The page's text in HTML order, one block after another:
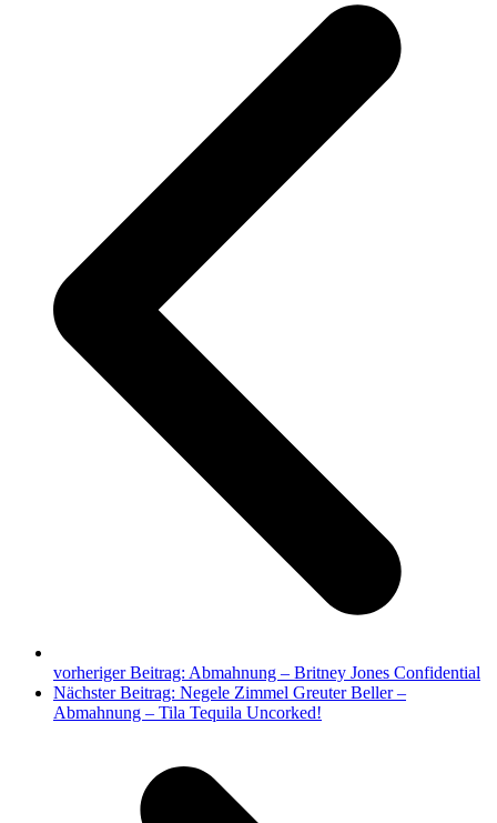
vorheriger Beitrag: Abmahnung – Britney Jones Confidential
Nächster Beitrag: Negele Zimmel Greuter Beller –
Abmahnung – Tila Tequila Uncorked!